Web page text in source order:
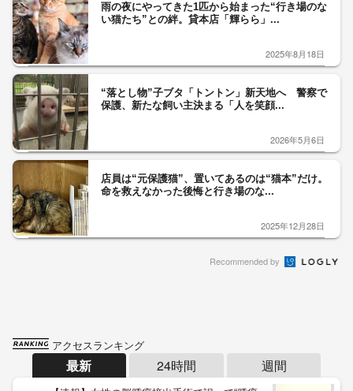
雨の夜にやってきた1匹から始まった“行き場のな
い猫たち”との絆。貸本店「輝らら」...
2025年8月18日
“落とし物”子ブタ「トントン」新天地へ 警察で
保護、新たな飼い主決まる「人を笑顔...
2026年5月6日
店員は“元保護猫”、置いてあるのは“猫本”だけ。
命を救えなかった後悔と行き場のな...
2025年12月28日
Recommended by
アクセスランキング
最新 24時間 週間